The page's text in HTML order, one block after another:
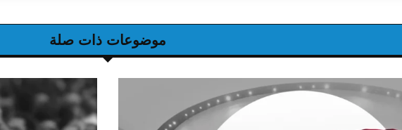
موضوعات ذات صلة